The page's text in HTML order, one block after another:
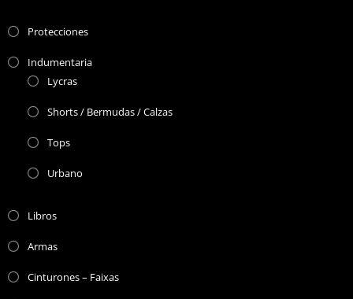
Protecciones
Indumentaria
Lycras
Shorts / Bermudas / Calzas
Tops
Urbano
Libros
Armas
Cinturones – Faixas